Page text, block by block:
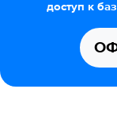
доступ к